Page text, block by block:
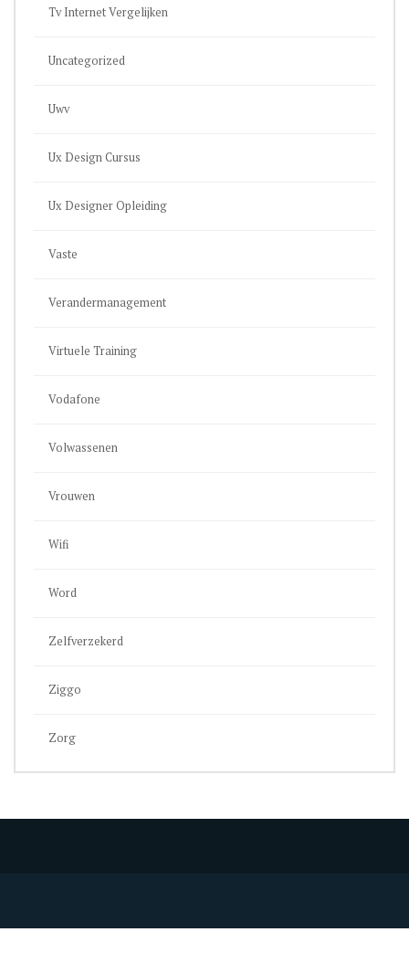
Tv Internet Vergelijken
Uncategorized
Uwv
Ux Design Cursus
Ux Designer Opleiding
Vaste
Verandermanagement
Virtuele Training
Vodafone
Volwassenen
Vrouwen
Wifi
Word
Zelfverzekerd
Ziggo
Zorg